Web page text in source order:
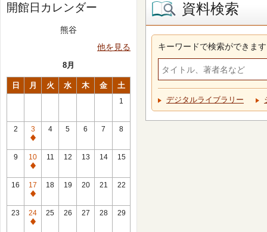
開館日カレンダー
熊谷
他を見る
8月
日 月 火 水 木 金 土
1
2
3
休
館
日
4 5 6 7 8
9
10
休
館
日
11 12 13 14 15
16
17
休
館
日
18 19 20 21 22
23
24
休
25 26 27 28 29
資料検索
キーワードで検索ができます
デジタルライブラリー